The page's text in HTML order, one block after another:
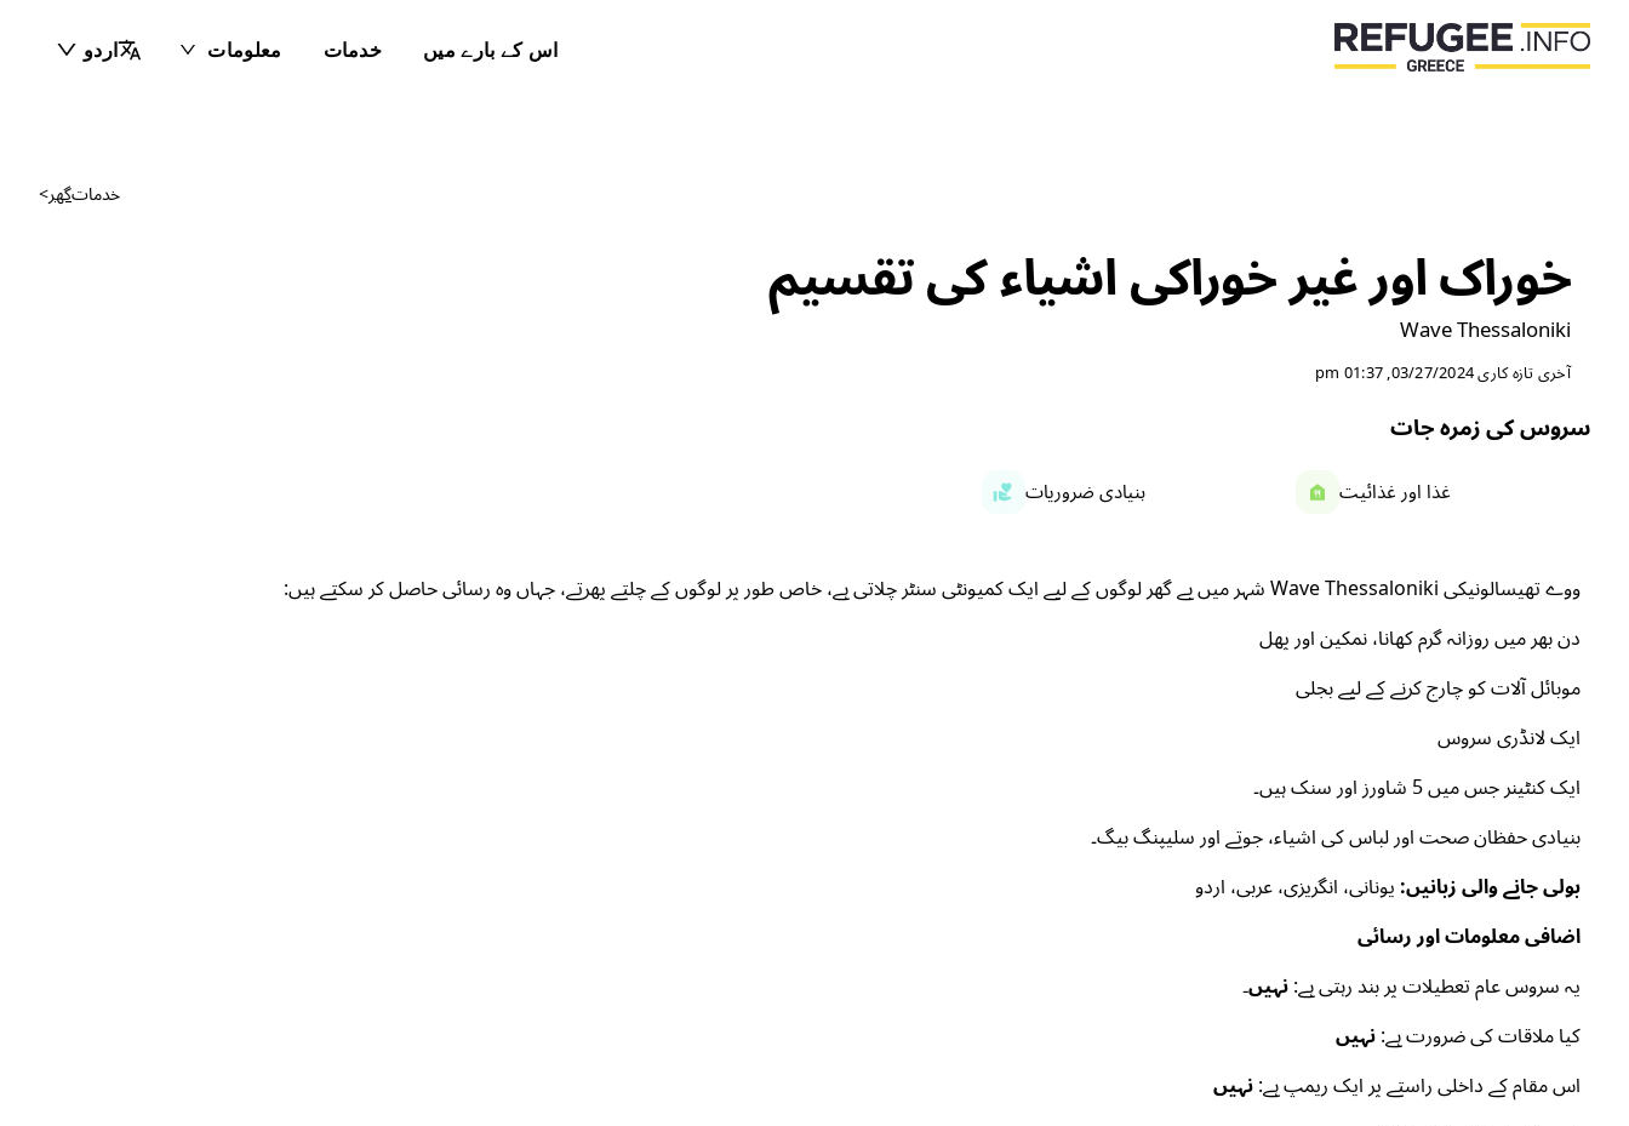
اس کے بارے میں خدمات معلومات اردو
گھر> خدمات
خوراک اور غیر خوراکی اشیاء کی تقسیم
Wave Thessaloniki
آخری تازہ کاری03/27/2024, 01:37 pm
سروس کی زمرہ جات
غذا اور غذائیت بنیادی ضروریات
ووے تھیسالونیکی Wave Thessaloniki شہر میں بے گھر لوگوں کے لیے ایک کمیونٹی سنٹر چلاتی ہے، خاص طور پر لوگوں کے چلتے پھرتے، جہاں وہ رسائی حاصل کر سکتے ہیں:
دن بھر میں روزانہ گرم کھانا، نمکین اور پھل
موبائل آلات کو چارج کرنے کے لیے بجلی
ایک لانڈری سروس
ایک کنٹینر جس میں 5 شاورز اور سنک ہیں۔
بنیادی حفظان صحت اور لباس کی اشیاء، جوتے اور سلیپنگ بیگ۔
بولی جانے والی زبانیں:یونانی، انگریزی، عربی، اردو
اضافی معلومات اور رسائی
یہ سروس عام تعطیلات پر بند رہتی ہے:نہیں۔
کیا ملاقات کی ضرورت ہے:نہیں
اس مقام کے داخلی راستے پر ایک ریمپ ہے:نہیں